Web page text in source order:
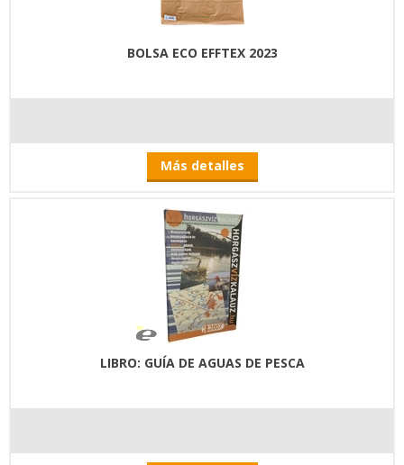
BOLSA ECO EFFTEX 2023
Más detalles
LIBRO: GUÍA DE AGUAS DE PESCA